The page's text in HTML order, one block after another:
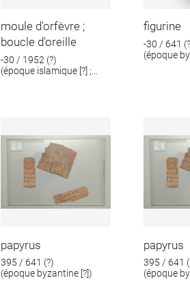
moule d'orfèvre ;
boucle d'oreille
-30 / 1952 (?)
(époque islamique [?] ;
figurine
-30 / 641
(époque
papyrus
395 / 641 (?)
(époque byzantine [?])
papyrus
395 / 641
(époque